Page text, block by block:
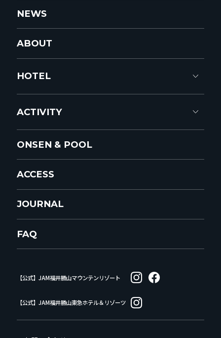
NEWS
ABOUT
HOTEL
ACTIVITY
ONSEN & POOL
ACCESS
JOURNAL
FAQ
【公式】JAM福井勝山マウンテンリゾート
【公式】JAM福井勝山東急ホテル＆リゾーツ